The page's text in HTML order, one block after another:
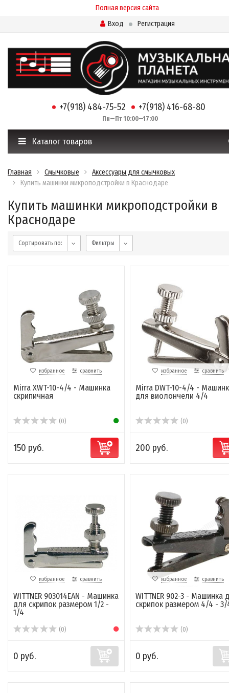
Полная версия сайта
Вход
Регистрация
+7(918) 484-75-52 +7(918) 416-68-80
Пн—Пт 10:00—17:00
Каталог товаров
Главная Смычковые
Аксессуары для смычковых
Купить машинки микроподстройки в Краснодаре
Купить машинки микроподстройки в
Краснодаре
Сортировать по: Фильтры
избранное сравнить
Mirra XWT-10-4/4 - Машинка
скрипичная
(0)
150 руб.
избранное сравнить
Mirra DWT-10-4/4 -
для виолончели 4/4
(0)
200 руб.
избранное сравнить
WITTNER 903014EAN - Машинка
для скрипок размером 1/2 -
1/4
(0)
0 руб.
избранное сравнить
WITTNER 902-3 - Машинка
скрипок размером 4/4 - 3/
(0)
0 руб.